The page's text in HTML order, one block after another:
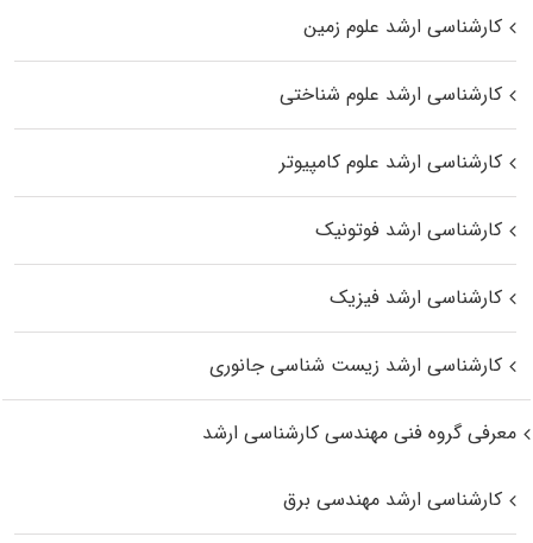
کارشناسی ارشد علوم زمین
کارشناسی ارشد علوم شناختی
کارشناسی ارشد علوم کامپیوتر
کارشناسی ارشد فوتونیک
کارشناسی ارشد فیزیک
کارشناسی ارشد زیست‌ شناسی جانوری
معرفی گروه فنی مهندسی کارشناسی ارشد
کارشناسی ارشد مهندسی برق